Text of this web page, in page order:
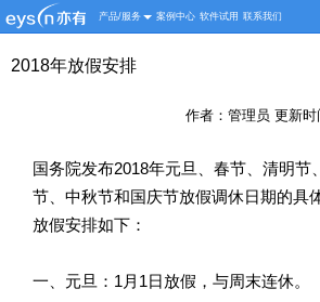
产品/服务 案例中心 软件试用 联系我们
2018年放假安排
作者：管理员 更新
国务院发布2018年元旦、春节、清明节
节、中秋节和国庆节放假调休日期的具
放假安排如下：
一、元旦：1月1日放假，与周末连休。